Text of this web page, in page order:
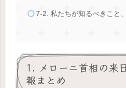
7-2. 私たちが知るべきこと
1. メローニ首相の来
報まとめ